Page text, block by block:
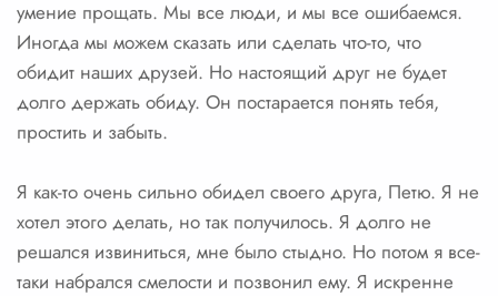
умение прощать. Мы все люди, и мы все ошибаемся.
Иногда мы можем сказать или сделать что-то, что
обидит наших друзей. Но настоящий друг не будет
долго держать обиду. Он постарается понять тебя,
простить и забыть.
Я как-то очень сильно обидел своего друга, Петю. Я не
хотел этого делать, но так получилось. Я долго не
решался извиниться, мне было стыдно. Но потом я все-
таки набрался смелости и позвонил ему. Я искренне